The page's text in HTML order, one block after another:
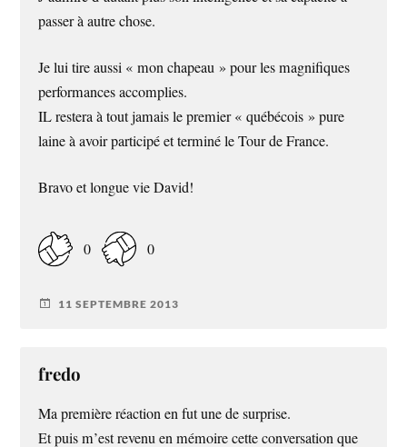
passer à autre chose.
Je lui tire aussi « mon chapeau » pour les magnifiques
performances accomplies.
IL restera à tout jamais le premier « québécois » pure
laine à avoir participé et terminé le Tour de France.
Bravo et longue vie David!
0 0
11 SEPTEMBRE 2013
fredo
Ma première réaction en fut une de surprise.
Et puis m’est revenu en mémoire cette conversation que